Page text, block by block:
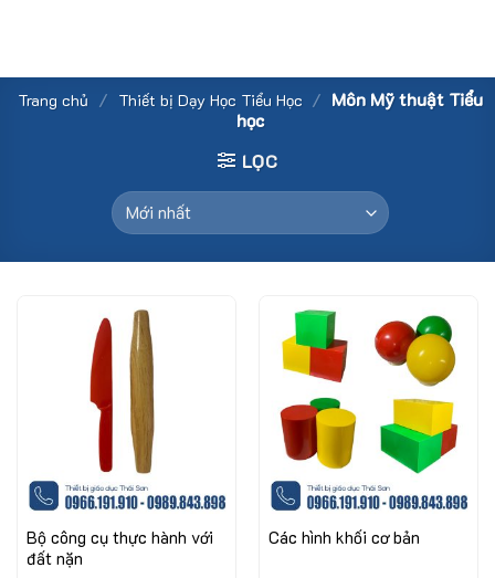
Trang chủ / Thiết bị Dạy Học Tiểu Học / Môn Mỹ thuật Tiểu
học
LỌC
Bộ công cụ thực hành với
đất nặn
Các hình khối cơ bản